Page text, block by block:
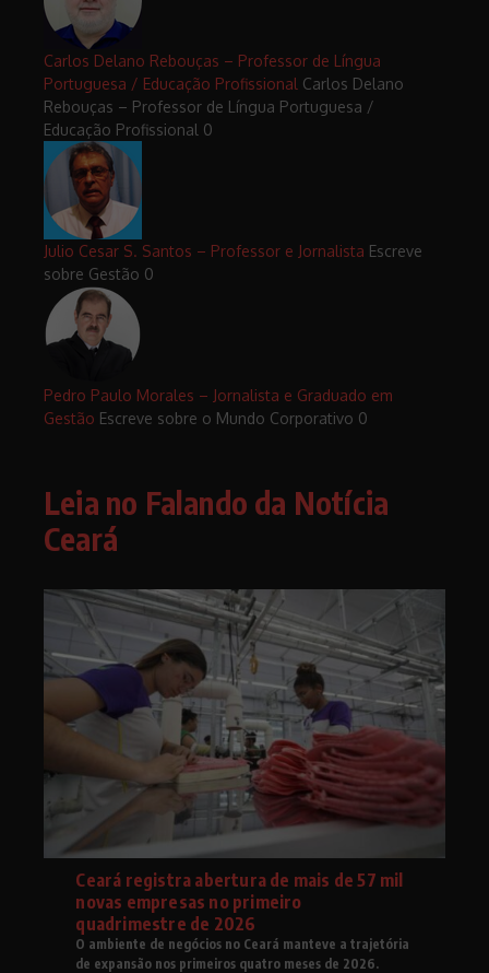
Carlos Delano Rebouças – Professor de Língua
Portuguesa / Educação Profissional Carlos Delano
Rebouças – Professor de Língua Portuguesa /
Educação Profissional 0
Julio Cesar S. Santos – Professor e Jornalista Escreve
sobre Gestão 0
Pedro Paulo Morales – Jornalista e Graduado em
Gestão Escreve sobre o Mundo Corporativo 0
Leia no Falando da Notícia
Ceará
Ceará registra abertura de mais de 57 mil
novas empresas no primeiro
quadrimestre de 2026
O ambiente de negócios no Ceará manteve a trajetória
de expansão nos primeiros quatro meses de 2026.